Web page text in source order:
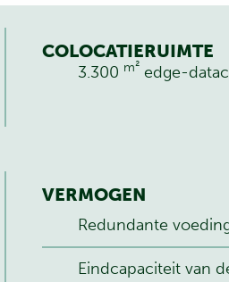
COLOCATIERUIMTE
3.300 m² edge-
VERMOGEN
Redundante
Eindcapaciteit van